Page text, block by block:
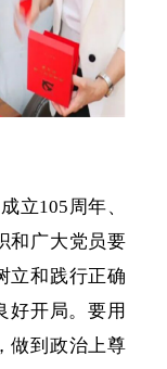
立105周年、
和广大党员要
立和践行正确
好开局。要用
做到政治上尊